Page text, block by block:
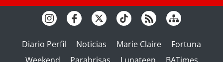
Diario Perfil Noticias Marie Claire
Fortuna